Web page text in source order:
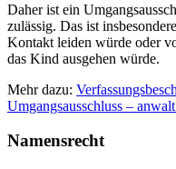
Daher ist ein
zulässig. Das ist
Kontakt leiden würde oder
das Kind ausgehen würde.
Mehr dazu:
Umgangsausschluss –
Namensrecht